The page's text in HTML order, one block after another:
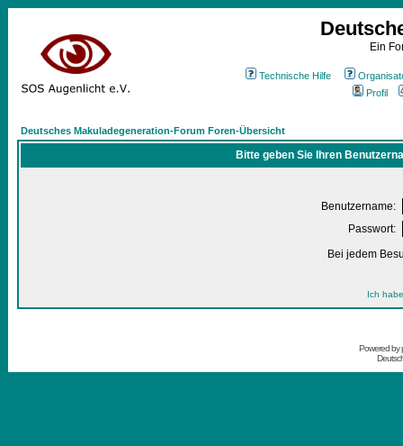
Ein
Technische Hilfe
Profil
Deutsches Makuladegeneration-Forum Foren-Übersicht
Bitte geben Sie Ihren
Benutzername:
Passwort:
Bei jedem
Ich
Powered by